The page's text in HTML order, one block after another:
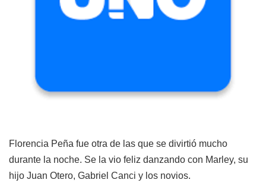
Florencia Peña fue otra de las que se divirtió mucho
durante la noche. Se la vio feliz danzando con Marley, su
hijo Juan Otero, Gabriel Canci y los novios.